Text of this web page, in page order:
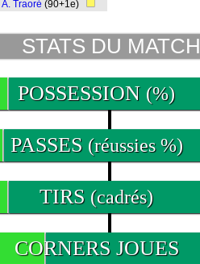
A. Traoré (90+1e)
STATS DU MATCH
POSSESSION (%)
PASSES (réussies %)
TIRS (cadrés)
CORNERS JOUES